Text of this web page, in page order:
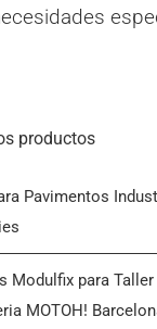
productos
Pavimentos
Modulfix para Taller
MOTOH!